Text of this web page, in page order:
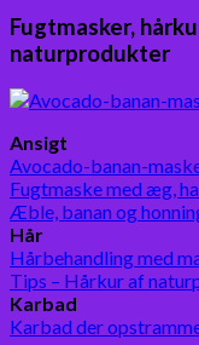
Fugtmasker,
naturprodukter
Ansigt
Avocado-banan-
Fugtmaske med æg,
Æble, banan og
Hår
Hårbehandling med
Tips – Hårkur af
Karbad
Karbad der